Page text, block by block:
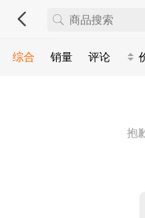
综合 销量 评论
抱